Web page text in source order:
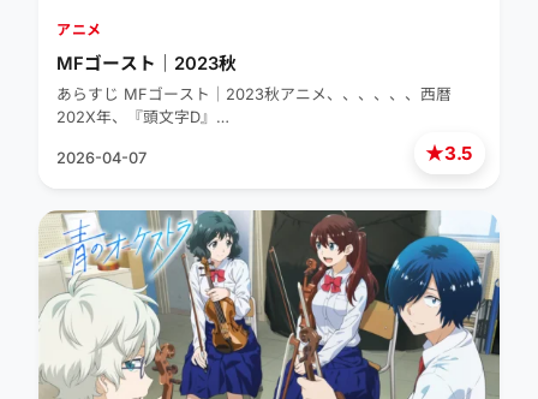
★3.5
アニメ
MFゴースト｜2023秋
あらすじ MFゴースト｜2023秋アニメ、、、、、、西暦
202X年、『頭文字D』…
2026-04-07